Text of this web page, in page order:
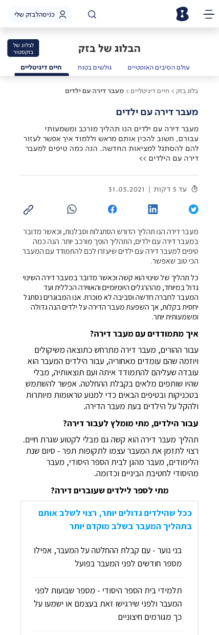
כניסהלבזק שלי
הבלוג של בזק
לבלוג של
בזקסטור
עולם הסיבים האופטיים גולשים בטוח חיים דיגיטליים
בלוג בזק > חיים דיגיטליים > מעבר דירה עם ילדים
מעבר דירה עם ילדים
מעבר דירה עם ילדים הנו תהליך מורכב ומשמעותי
עבורם, חשוב להכין אותם מראש וללמוד איך אפשר לעזור
להם להסתגל למציאות החדשה. הנה כמה טיפים למעבר
דירה עם הילדים >>
עד 5 דקות 31.05.2021
מעבר דירה הנו תהליך הדורש הסתגלות וסבלנות, וכאשר מדובר
במעבר דירה עם ילדים, התהליך הופך מורכב יותר. הנה כמה
טיפים למעבר דירה עם ילדים שיעזרו לכם להתמודד עם המעבר
הכי טוב שאפשר.
כל תהליך של שינוי הוא קשה וכאשר מדובר במעבר דירה השינוי
גדול במיוחד, מההרגלים היומיומיים והאווירה הכללית ועד
המעבר לחברה חדשה וסביבה לא מוכרת. אנו המבוגרים נסתגל
יחסית בקלות, אך השפעת מעבר הדירה על ילדים הנה גדולה
ומשמעותית יותר.
איך מתמודדים עם מעבר דירה?
עבור ההורים, מעבר דירה מתרחש כתוצאה משיקולים
ויוזמה שהם עומדים מאחוריה, עבור הילדים המעבר הוא
עובדה שעליהם להתמודד איתה ועם תוצאותיה, מבלי
שהיו שותפים מלאים בקבלת ההחלטה. אפשר להשתמש
בטכניקות ובטיפים הבאים כדי למנוע טראומות מיותרות
ולהקל על הילדים בעת מעבר הדירה.
עבור הילדים, מתי מומלץ לעבור דירה?
תהליך מעבר דירה הוא קשה גם מבלי לקטוע שגרת חיים.
רצוי לתזמן את המעבר עצמו לתקופות תפר - סיום שנת
הלימודים, מעבר מהגן לבית הספר היסודי, מעבר
מהיסודי לחטיבת הביניים וכדומה.
מתי לספר לילדים שעוברים דירה?
ככל שהילדים גדולים יותר, רצוי לשלב אותם
בתהליך המעבר בשלב מוקדם יותר
בני נוער - עם קבלת ההחלטה על המעבר, אפילו
מספר חודשים לפני המעבר בפועל
תלמידי בית הספר היסודי - מספר שבועות לפני
המעבר ולפני שירגישו זאת בעצמם או ישמעו על
כך מגורמים חיצוניים